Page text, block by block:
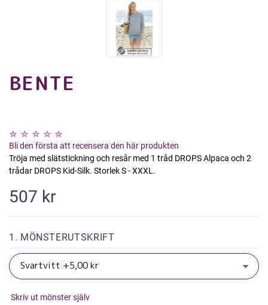
BENTE
Bli den första att recensera den här produkten
Tröja med slätstickning och resår med 1 tråd DROPS Alpaca och 2
trådar DROPS Kid-Silk. Storlek S - XXXL.
507 kr
1. MÖNSTERUTSKRIFT
Skriv ut mönster själv